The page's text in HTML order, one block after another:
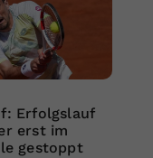
Erfolgslauf
erst im
gestoppt